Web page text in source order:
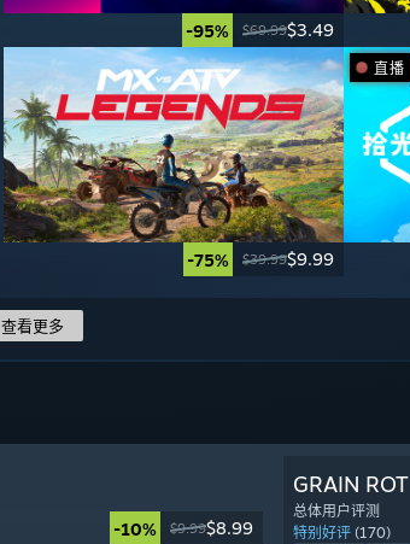
-95% $69.99$3.49
-75% $39.99$9.99
直播
查看更多
-10% $9.99$8.99
GRAIN ROT
总体用户评测
特别好评 (170)